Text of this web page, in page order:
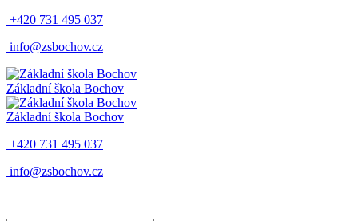
+420 731 495 037
info@zsbochov.cz
Základní škola Bochov
Základní škola Bochov
+420 731 495 037
info@zsbochov.cz